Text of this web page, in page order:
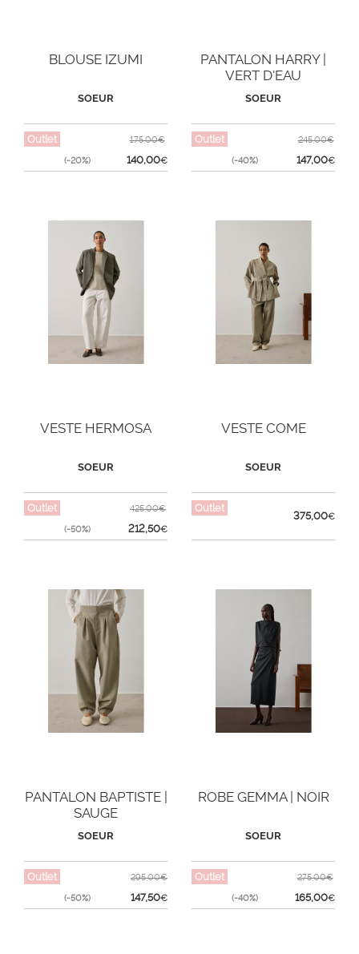
BLOUSE IZUMI
SOEUR
Outlet
(-20%)
175,00€
140,00€
PANTALON HARRY |
VERT D'EAU
SOEUR
Outlet
(-40%)
245,00€
147,00€
VESTE HERMOSA
SOEUR
Outlet
(-50%)
425,00€
212,50€
VESTE COME
SOEUR
Outlet
375,00€
PANTALON BAPTISTE |
SAUGE
SOEUR
Outlet
(-50%)
295,00€
147,50€
ROBE GEMMA | NOIR
SOEUR
Outlet
(-40%)
275,00€
165,00€